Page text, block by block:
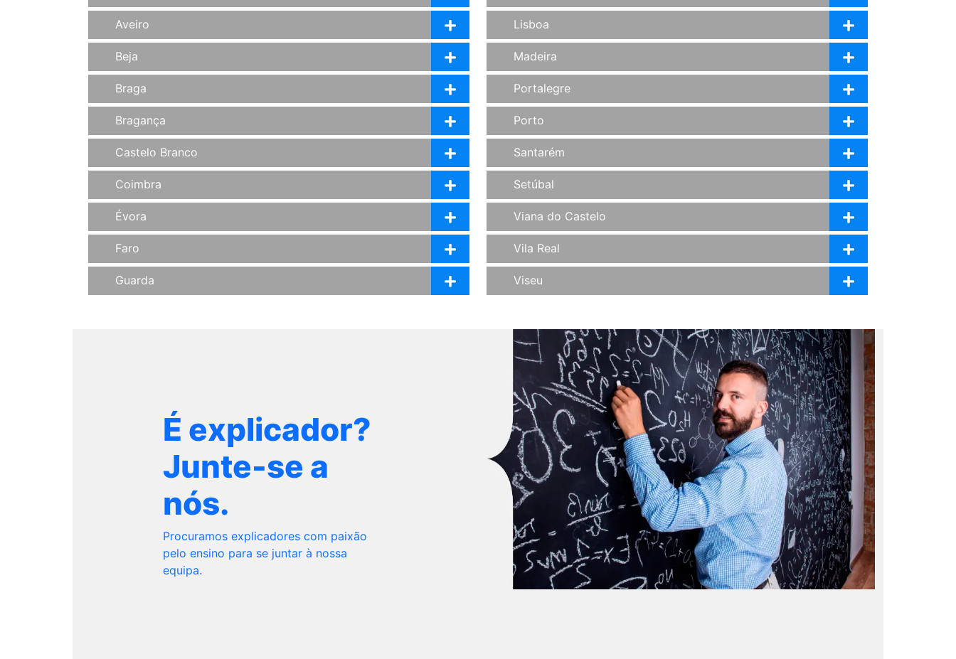
Aveiro
Beja
Braga
Bragança
Castelo Branco
Coimbra
Évora
Faro
Guarda
Lisboa
Madeira
Portalegre
Porto
Santarém
Setúbal
Viana do Castelo
Vila Real
Viseu
É explicador?
Junte-se a
nós.
Procuramos explicadores com paixão
pelo ensino para se juntar à nossa
equipa.